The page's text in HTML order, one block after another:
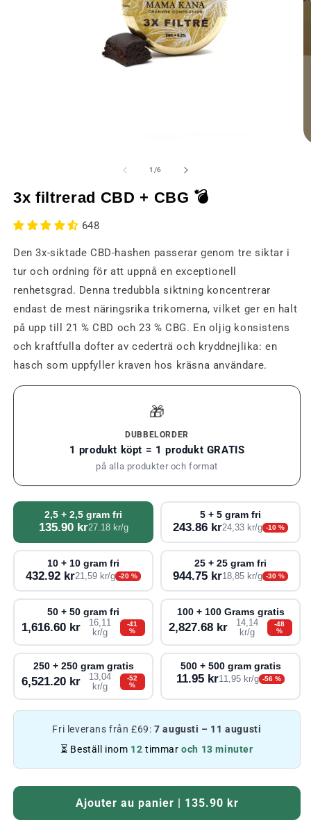
ett
modalt
1 /av
6
3x filtrerad CBD + CBG 💣
648
Den 3x-siktade CBD-hashen passerar genom tre siktar i
tur och ordning för att uppnå en exceptionell
renhetsgrad. Denna tredubbla siktning koncentrerar
endast de mest näringsrika trikomerna, vilket ger en halt
på upp till 21 % CBD och 23 % CBG. En oljig konsistens
och kraftfulla dofter av cederträ och kryddnejlika: en
hasch som uppfyller kraven hos kräsna användare.
🎁
DUBBELORDER
1 produkt köpt = 1 produkt GRATIS
på alla produkter och format
2,5 + 2,5 gram fri
135.90 kr27.18 kr/g
5 + 5 gram fri
243.86 kr24,33 kr/g -10 %
10 + 10 gram fri
432.92 kr21,59 kr/g -20 %
25 + 25 gram fri
944.75 kr18,85 kr/g -30 %
50 + 50 gram fri
1,616.60 kr
16,11
kr/g
-41
%
100 + 100 Grams gratis
2,827.68 kr
14,14
kr/g
-48
%
250 + 250 gram gratis
6,521.20 kr
13,04
kr/g
-52
%
500 + 500 gram gratis
11.95 kr11,95 kr/g -56 %
Fri leverans från £69:7 augusti – 11 augusti
⏳ Beställ inom 12 timmaroch 13 minuter
Ajouter au panier | 135.90 kr